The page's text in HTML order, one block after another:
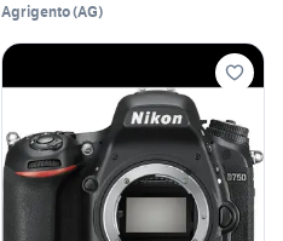
Agrigento(AG)